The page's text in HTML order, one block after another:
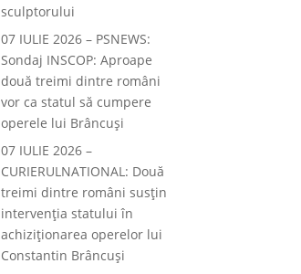
sculptorului
07 IULIE 2026 – PSNEWS:
Sondaj INSCOP: Aproape
două treimi dintre români
vor ca statul să cumpere
operele lui Brâncuși
07 IULIE 2026 –
CURIERULNATIONAL: Două
treimi dintre români susțin
intervenția statului în
achiziționarea operelor lui
Constantin Brâncuși